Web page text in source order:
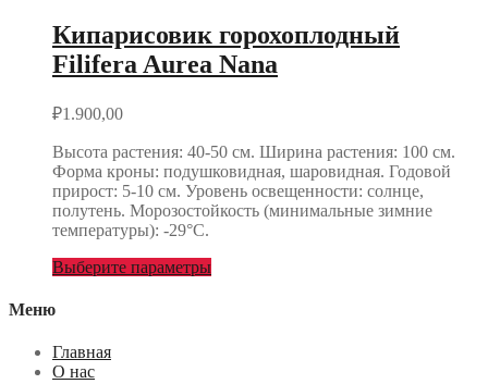
Кипарисовик горохоплодный
Filifera Aurea Nana
₽1.900,00
Высота растения: 40-50 cм. Ширина растения: 100 cм.
Форма кроны: подушковидная, шаровидная. Годовой
прирост: 5-10 см. Уровень освещенности: солнце,
полутень. Морозостойкость (минимальные зимние
температуры): -29°С.
Выберите параметры
Меню
Главная
О нас